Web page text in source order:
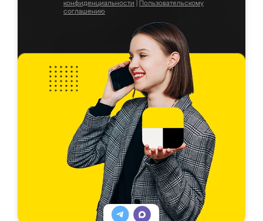
конфиденциальности
Пользовательскому
соглашению